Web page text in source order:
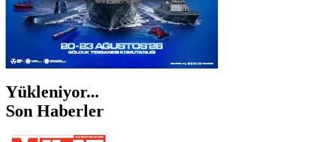
Yükleniyor...
Son Haberler